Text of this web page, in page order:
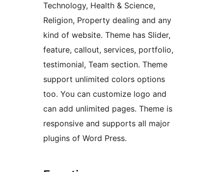
Technology, Health & Science,
Religion, Property dealing and any
kind of website. Theme has Slider,
feature, callout, services, portfolio,
testimonial, Team section. Theme
support unlimited colors options
too. You can customize logo and
can add unlimited pages. Theme is
responsive and supports all major
plugins of Word Press.